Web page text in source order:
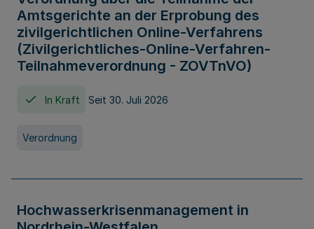
Amtsgerichte an der Erprobung des
zivilgerichtlichen Online-Verfahrens
(Zivilgerichtliches-Online-Verfahren-
Teilnahmeverordnung - ZOVTnVO)
In Kraft Seit 30. Juli 2026
Verordnung
Hochwasserkrisenmanagement in